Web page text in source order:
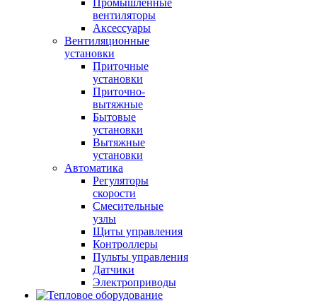
Промышленные
вентиляторы
Аксессуары
Вентиляционные
установки
Приточные
установки
Приточно-
вытяжные
Бытовые
установки
Вытяжные
установки
Автоматика
Регуляторы
скорости
Смесительные
узлы
Щиты управления
Контроллеры
Пульты управления
Датчики
Электроприводы